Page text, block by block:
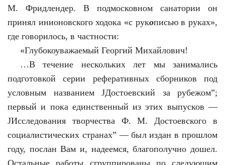
М. Фридлендер. В подмосковном санатории он
принял инионовского ходока «с рукописью в руках»,
где говорилось, в частности:
«Глубокоуважаемый Георгий Михайлович!
…В течение нескольких лет мы занимались
подготовкой серии реферативных сборников под
условным названием ЈДостоевский за рубежом”;
первый и пока единственный из этих выпусков —
ЈИсследования творчества Ф. М. Достоевского в
социалистических странах” — был издан в прошлом
году, послан Вам и, надеемся, благополучно дошел.
Остальные работы сгруппированы по следующим